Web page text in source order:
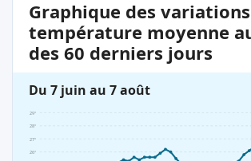
Graphique des
température moyenne
des 60 derniers jours
Du 7 juin au 7 août
26°
27°
28°
29°